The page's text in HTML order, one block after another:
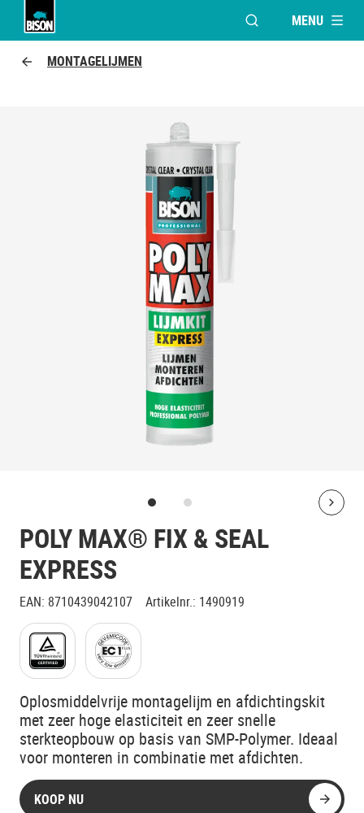
VENSTER OPENEN
MENU
MONTAGELIJMEN
POLY MAX® FIX & SEAL
EXPRESS
EAN: 8710439042107 Artikelnr.: 1490919
Oplosmiddelvrije montagelijm en afdichtingskit
met zeer hoge elasticiteit en zeer snelle
sterkteopbouw op basis van SMP-Polymer. Ideaal
voor monteren in combinatie met afdichten.
KOOP NU